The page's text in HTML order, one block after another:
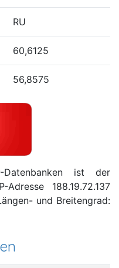
RU
60,6125
56,8575
Datenbanken ist der
188.19.72.137
und Breitengrad: